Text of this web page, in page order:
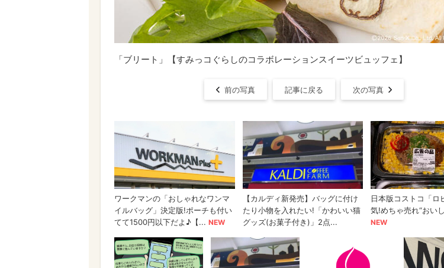
「ブリート」【すみっコぐらしのコラボレーションスイーツビュッフェ】
前の写真 記事に戻る 次の写真